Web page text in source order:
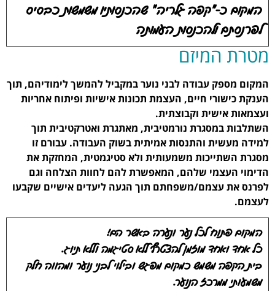
המקום כ-"קפה גלריה" שהכנסותיו משמשות כבסיס
לפרנסתם ולהכנסות העמותה
מטרת המיזם
המקום מספק עבודה לבני נוער במקביל להמשך לימודיהם, תוך
הענקת כישורי חיים, העצמת תכונות אישיות ופיתוח אחריות
ועצמאות אישית וקבוצתית.
השתלבות במסגרת נורמטיבית, מאתגרת ואטרקטיבית תוך
למידה מעשית והתנסות אמיתית בשוק העבודה. עבורם זו
מסגרת השתייכות משמעותית ולא סטיגמטית, המחזקת את
הדימוי העצמי שלהם, המאפשרת להם לחוות הצלחה וגם
לפרנס את עצמם/משפחתם תוך הגעה ליעדים אישיים שקבעו
לעצמם.
המקום פתוח לכל נער ונערה באשר הם!
כל אחד ואחד מוזמן להצטרף ללא סטיגמה וללא תיוג.
בית הקפה משמש כמקום מפגש ובילוי לבני נוער ומהווה חלק
משמעותי ממרכז הנוער.